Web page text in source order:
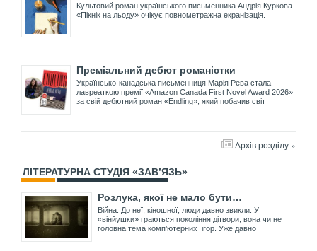
Культовий роман українського письменника Андрія Куркова
«Пікнік на льоду» очікує повнометражна екранізація.
Преміальний дебют романістки
Українсько-канадська письменниця Марія Рева стала
лавреаткою премії «Amazon Canada First Novel Award 2026»
за свій дебютний роман «Endling», який побачив світ
Архів розділу »
ЛІТЕРАТУРНА СТУДІЯ «ЗАВ’ЯЗЬ»
Розлука, якої не мало бути…
Війна. До неї, кіношної, люди давно звикли. У
«вінйушки» граються покоління дітвори, вона чи не
головна тема комп’ютерних ігор. Уже давно